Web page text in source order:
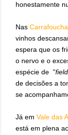
honestamente
Nas
vinhos
espera que os
o nervo e o
espécie de "
de decisões a
se
Já em Vale das
está em plena